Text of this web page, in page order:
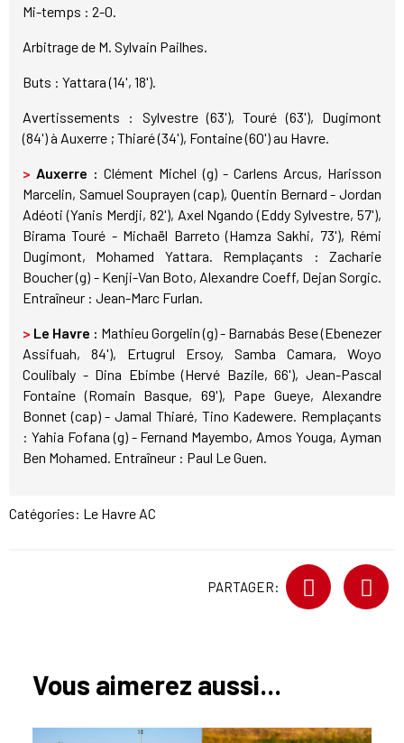
Mi-temps : 2-0.
Arbitrage de M. Sylvain Pailhes.
Buts : Yattara (14', 18').
Avertissements : Sylvestre (63'), Touré (63'), Dugimont
(84') à Auxerre ; Thiaré (34'), Fontaine (60') au Havre.
> Auxerre : Clément Michel (g) - Carlens Arcus, Harisson
Marcelin, Samuel Souprayen (cap), Quentin Bernard - Jordan
Adéoti (Yanis Merdji, 82'), Axel Ngando (Eddy Sylvestre, 57'),
Birama Touré - Michaël Barreto (Hamza Sakhi, 73'), Rémi
Dugimont, Mohamed Yattara. Remplaçants : Zacharie
Boucher (g) - Kenji-Van Boto, Alexandre Coeff, Dejan Sorgic.
Entraîneur : Jean-Marc Furlan.
> Le Havre : Mathieu Gorgelin (g) - Barnabás Bese (Ebenezer
Assifuah, 84'), Ertugrul Ersoy, Samba Camara, Woyo
Coulibaly - Dina Ebimbe (Hervé Bazile, 66'), Jean-Pascal
Fontaine (Romain Basque, 69'), Pape Gueye, Alexandre
Bonnet (cap) - Jamal Thiaré, Tino Kadewere. Remplaçants
: Yahia Fofana (g) - Fernand Mayembo, Amos Youga, Ayman
Ben Mohamed. Entraîneur : Paul Le Guen.
Catégories: Le Havre AC
PARTAGER:
Vous aimerez aussi...